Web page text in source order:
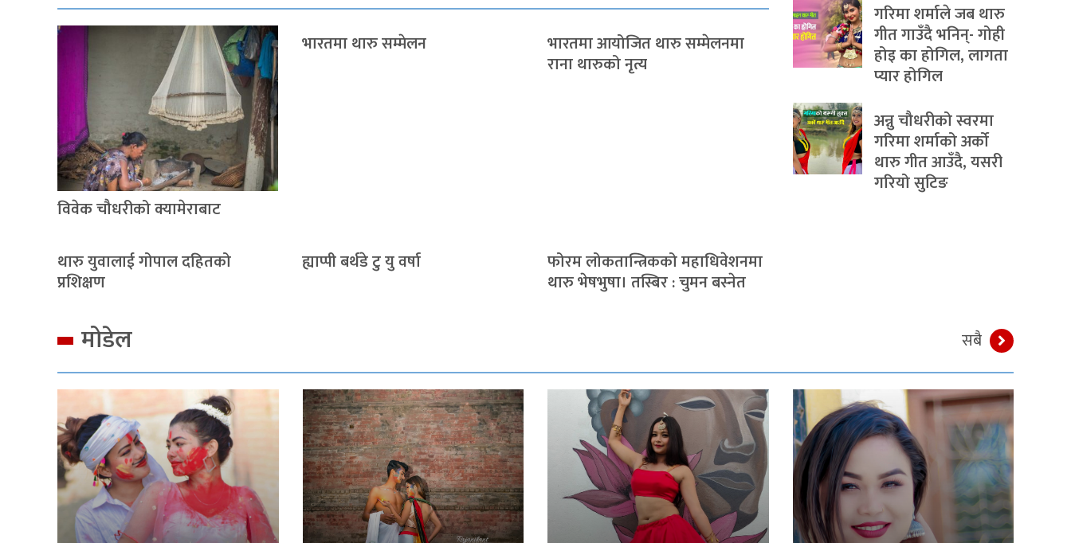
विवेक चौधरीको क्यामेराबाट
भारतमा थारु सम्मेलन भारतमा आयोजित थारु सम्मेलनमा
राना थारुको नृत्य
थारु युवालाई गोपाल दहितको
प्रशिक्षण
ह्याप्पी बर्थडे टु यु वर्षा फोरम लोकतान्त्रिकको महाधिवेशनमा
थारु भेषभुषा। तस्बिर : चुमन बस्नेत
गरिमा शर्माले जब थारु
गीत गाउँदै भनिन्- गोही
होइ का होगिल, लागता
प्यार होगिल
अन्नु चौधरीको स्वरमा
गरिमा शर्माको अर्को
थारु गीत आउँदै, यसरी
गरियो सुटिङ
मोडेल सबै